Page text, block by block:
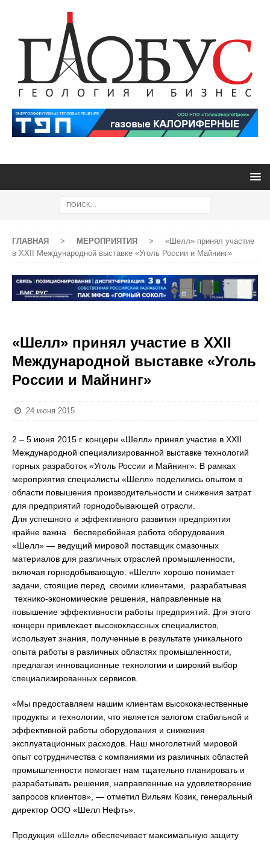
ГЛАВНАЯ > МЕРОПРИЯТИЯ >
«Шелл» принял участие
в ХХII Международной выставке «Уголь России и Майнинг»
«Шелл» принял участие в ХХII
Международной выставке «Уголь
России и Майнинг»
24 июня 2015
2 – 5 июня 2015 г. концерн «Шелл» принял участие в ХХII
Международной специализированной выставке технологий
горных разработок «Уголь России и Майнинг». В рамках
мероприятия специалисты «Шелл» поделились опытом в
области повышения производительности и снижения затрат
для предприятий горнодобывающей отрасли.
Для успешного и эффективного развития предприятия
крайне важна бесперебойная работа оборудования.
«Шелл» — ведущий мировой поставщик смазочных
материалов для различных отраслей промышленности,
включая горнодобывающую. «Шелл» хорошо понимает
задачи, стоящие перед своими клиентами, разрабатывая
технико-экономические решения, направленные на
повышение эффективности работы предприятий. Для этого
концерн привлекает высококлассных специалистов,
использует знания, полученные в результате уникального
опыта работы в различных областях промышленности,
предлагая инновационные технологии и широкий выбор
специализированных сервисов.
«Мы предоставляем нашим клиентам высококачественные
продукты и технологии, что является залогом стабильной и
эффективной работы оборудования и снижения
эксплуатационных расходов. Наш многолетний мировой
опыт сотрудничества с компаниями из различных областей
промышленности помогает нам тщательно планировать и
разрабатывать решения, направленные на удовлетворение
запросов клиентов», — отметил Вильям Козик, генеральный
директор ООО «Шелл Нефть».
Продукция «Шелл» обеспечивает максимальную защиту